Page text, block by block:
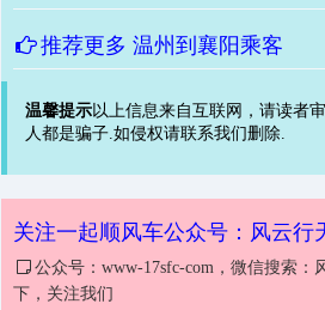
推荐更多 温州到襄阳乘客
温馨提示以上信息来自互联网，请读者
人都是骗子.如侵权请联系我们删除.
关注一起顺风车公众号：风云行
公众号：www-17sfc-com，微信搜索：
下，关注我们